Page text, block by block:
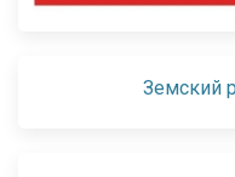
Земский